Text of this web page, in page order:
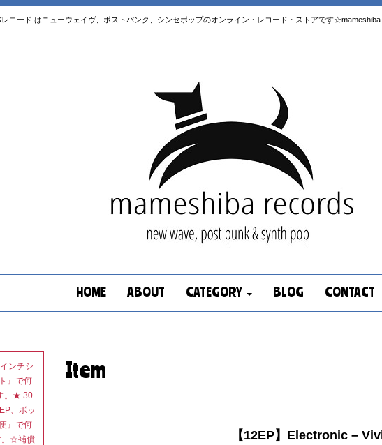
コード はニューウェイヴ、ポストパンク、シンセポップのオンライン・レコード・ストアです
HOME ABOUT CATEGORY BLOG CONTACT
Item
【12EP】Electronic –
ンチシ
』で何
。★ 30
、ボッ
』で何
。☆補償